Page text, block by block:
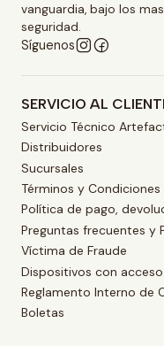
vanguardia, bajo los
seguridad.
Síguenos
SERVICIO AL
Servicio Técnico
Distribuidores
Sucursales
Términos y Condiciones
Política de pago,
Preguntas frecuentes y
Víctima de Fraude
Dispositivos con
Reglamento Interno de
Boletas